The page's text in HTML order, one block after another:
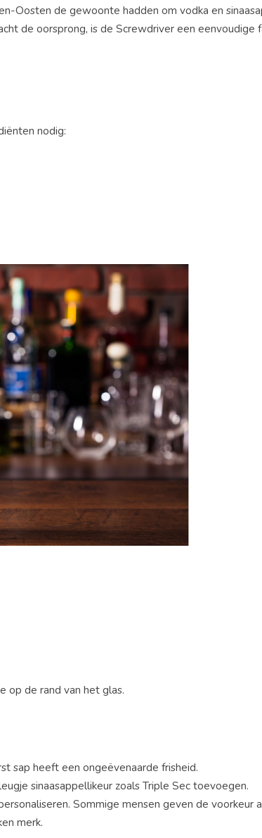
Oosten de gewoonte hadden om vodka en
de oorsprong, is de Screwdriver een eenvoudige
nodig:
op de rand van het glas.
sap heeft een ongeëvenaarde frisheid.
sinaasappellikeur zoals Triple Sec toevoegen.
Sommige mensen geven de voorkeur
merk.